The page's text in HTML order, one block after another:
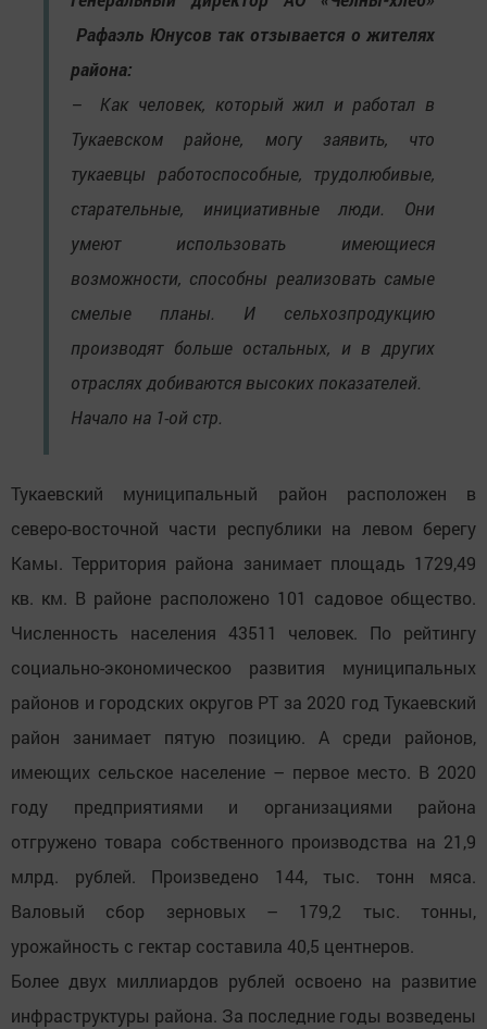
Рафаэль Юнусов так отзывается о жителях
района:
– Как человек, который жил и работал в
Тукаевском районе, могу заявить, что
тукаевцы работоспособные, трудолюбивые,
старательные, инициативные люди. Они
умеют использовать имеющиеся
возможности, способны реализовать самые
смелые планы. И сельхозпродукцию
производят больше остальных, и в других
отраслях добиваются высоких показателей.
Начало на 1-ой стр.
Тукаевский муниципальный район расположен в
северо-восточной части республики на левом берегу
Камы. Территория района занимает площадь 1729,49
кв. км. В районе расположено 101 садовое общество.
Численность населения 43511 человек. По рейтингу
социально-экономическоо развития муниципальных
районов и городских округов РТ за 2020 год Тукаевский
район занимает пятую позицию. А среди районов,
имеющих сельское население – первое место. В 2020
году предприятиями и организациями района
отгружено товара собственного производства на 21,9
млрд. рублей. Произведено 144, тыс. тонн мяса.
Валовый сбор зерновых – 179,2 тыс. тонны,
урожайность с гектар составила 40,5 центнеров.
Более двух миллиардов рублей освоено на развитие
инфраструктуры района. За последние годы возведены